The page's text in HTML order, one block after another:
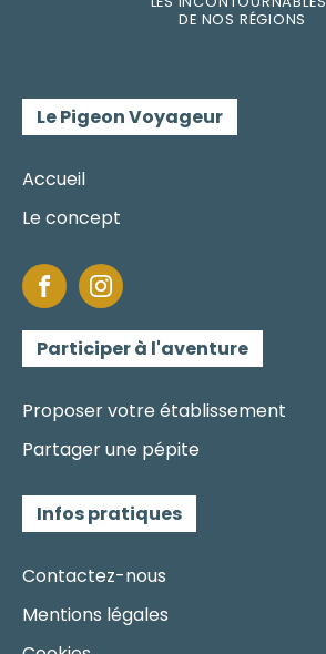
DE NOS RÉGIONS
Le Pigeon Voyageur
Accueil
Le concept
Participer à l'aventure
Proposer votre établissement
Partager une pépite
Infos pratiques
Contactez-nous
Mentions légales